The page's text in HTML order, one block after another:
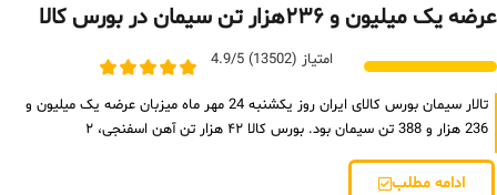
عرضه یک ‌میلیون و ۲۳۶هزار تن سیمان در بورس کالا
امتیاز (13502) 4.9/5
تالار سیمان بورس کالای ایران روز یکشنبه 24 مهر ماه میزبان عرضه یک میلیون و
236 هزار و 388 تن سیمان بود. بورس کالا ۴۲ هزار تن آهن اسفنجی، ۲
ادامه مطلب